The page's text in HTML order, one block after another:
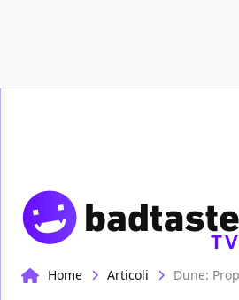
TV
Home Articoli